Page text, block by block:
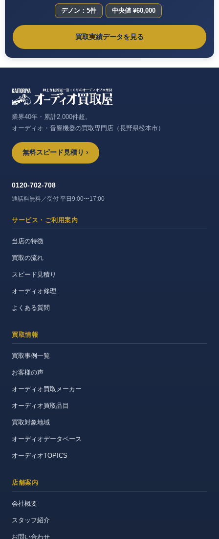
デノン：5件 中央値 ¥60,000
買取実績データを見る
業界40年・累計2,000件超。
オーディオ・音響機器の買取専門店（長野県松本市）
無料スピード見積り ›
0120-702-708
通話料無料／受付 平日9:00〜17:00
サービス・ご利用案内
当店の特徴
買取の流れ
スピード見積り
オーディオ修理
よくある質問
買取情報
買取事例一覧
お客様の声
オーディオ買取メーカー
オーディオ買取品目
買取対象地域
オーディオデータベース
オーディオTOPICS
店舗案内
会社概要
スタッフ紹介
お問い合わせ